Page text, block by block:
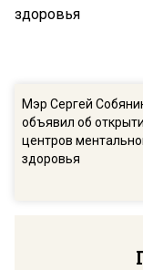
Мэр Сергей
объявил об
центров
здоровья